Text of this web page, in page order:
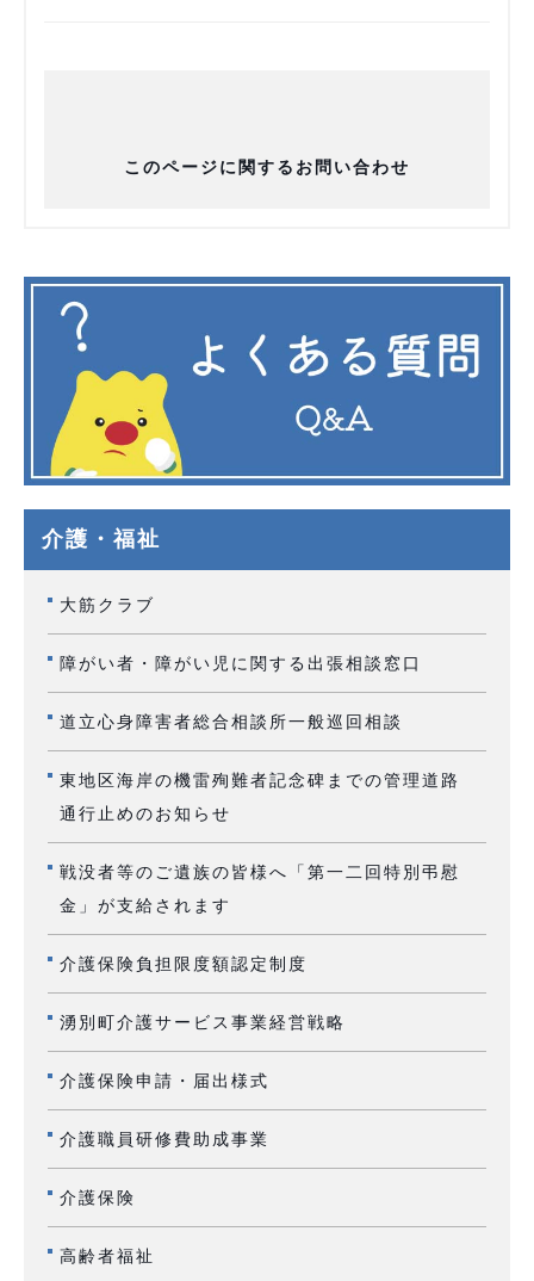
このページに関するお問い合わせ
介護・福祉
大筋クラブ
障がい者・障がい児に関する出張相談窓口
道立心身障害者総合相談所一般巡回相談
東地区海岸の機雷殉難者記念碑までの管理道路
通行止めのお知らせ
戦没者等のご遺族の皆様へ「第一二回特別弔慰
金」が支給されます
介護保険負担限度額認定制度
湧別町介護サービス事業経営戦略
介護保険申請・届出様式
介護職員研修費助成事業
介護保険
高齢者福祉